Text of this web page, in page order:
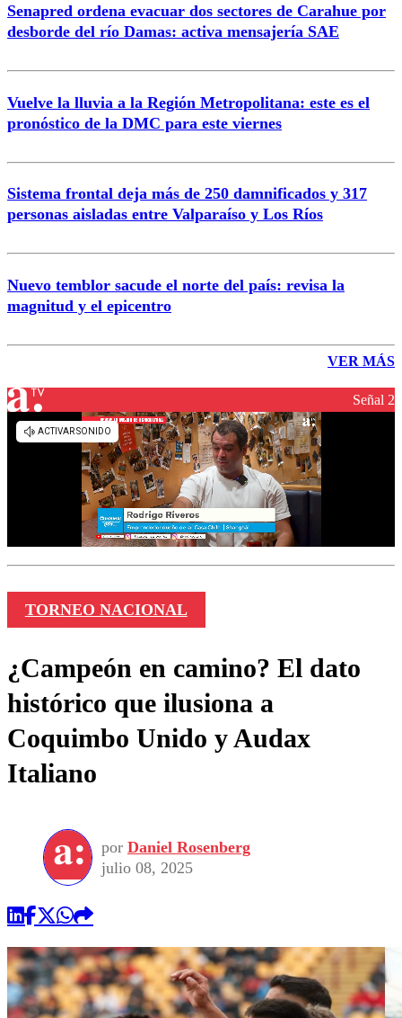
Senapred ordena evacuar dos sectores de Carahue por
desborde del río Damas: activa mensajería SAE
Vuelve la lluvia a la Región Metropolitana: este es el
pronóstico de la DMC para este viernes
Sistema frontal deja más de 250 damnificados y 317
personas aisladas entre Valparaíso y Los Ríos
Nuevo temblor sacude el norte del país: revisa la
magnitud y el epicentro
VER MÁS
Señal 2
TORNEO NACIONAL
¿Campeón en camino? El dato
histórico que ilusiona a
Coquimbo Unido y Audax
Italiano
por Daniel Rosenberg
julio 08, 2025